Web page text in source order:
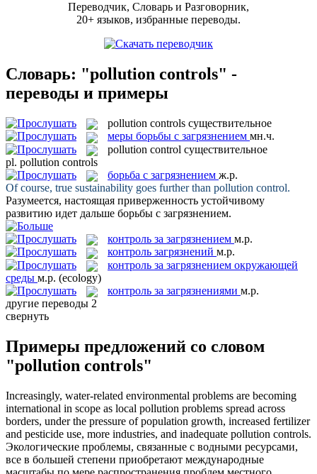
Переводчик, Словарь и Разговорник,
20+ языков, избранные переводы.
Словарь: "pollution controls" -
переводы и примеры
pollution controls существительное
меры борьбы с загрязнением мн.ч.
pollution control существительное
pl. pollution controls
борьба с загрязнением ж.р.
Of course, true sustainability goes further than pollution control.
Разумеется, настоящая приверженность устойчивому
развитию идет дальше борьбы с загрязнением.
контроль за загрязнением м.р.
контроль загрязнений м.р.
контроль за загрязнением окружающей
среды м.р. (ecology)
контроль за загрязнениями м.р.
другие переводы 2
свернуть
Примеры предложений со словом
"pollution controls"
Increasingly, water-related environmental problems are becoming
international in scope as local pollution problems spread across
borders, under the pressure of population growth, increased fertilizer
and pesticide use, more industries, and inadequate pollution controls.
Экологические проблемы, связанные с водными ресурсами,
все в большей степени приобретают международные